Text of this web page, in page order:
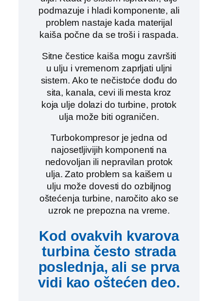
podmazuje i hladi komponente, ali
problem nastaje kada materijal
kaiša počne da se troši i raspada.
Sitne čestice kaiša mogu završiti
u ulju i vremenom zaprljati uljni
sistem. Ako te nečistoće dođu do
sita, kanala, cevi ili mesta kroz
koja ulje dolazi do turbine, protok
ulja može biti ograničen.
Turbokompresor je jedna od
najosetljivijih komponenti na
nedovoljan ili nepravilan protok
ulja. Zato problem sa kaišem u
ulju može dovesti do ozbiljnog
oštećenja turbine, naročito ako se
uzrok ne prepozna na vreme.
Kod ovakvih kvarova
turbina često strada
poslednja, ali se prva
vidi kao oštećen deo.